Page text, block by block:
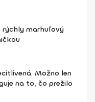
marhuľový
Možno len
na to, čo prežilo